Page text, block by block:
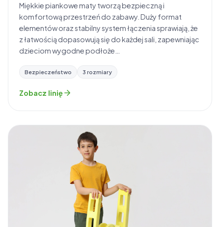
Miękkie piankowe maty tworzą bezpieczną i
komfortową przestrzeń do zabawy. Duży format
elementów oraz stabilny system łączenia sprawiają, że
z łatwością dopasowują się do każdej sali, zapewniając
dzieciom wygodne podłoże…
Bezpieczeństwo 3 rozmiary
Zobacz linię